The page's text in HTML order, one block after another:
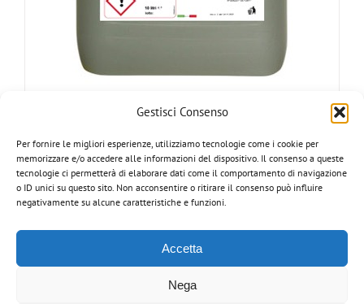
Gestisci Consenso
Per fornire le migliori esperienze, utilizziamo tecnologie come i cookie per
memorizzare e/o accedere alle informazioni del dispositivo. Il consenso a queste
tecnologie ci permetterà di elaborare dati come il comportamento di navigazione
o ID unici su questo sito. Non acconsentire o ritirare il consenso può influire
negativamente su alcune caratteristiche e funzioni.
Accetta
Nega
Dettagli